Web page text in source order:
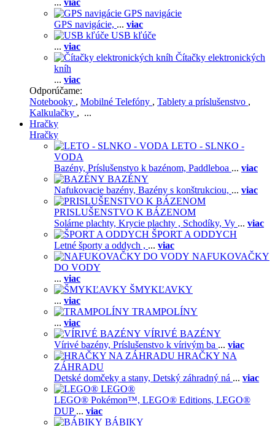
... viac
GPS navigácie
GPS navigácie, ... viac
USB kľúče
... viac
Čítačky elektronických
kníh
... viac
Odporúčame:
Notebooky , Mobilné Telefóny , Tablety a príslušenstvo ,
Kalkulačky , ...
Hračky
Hračky
LETO - SLNKO -
VODA
Bazény, Príslušenstvo k bazénom, Paddleboa ... viac
BAZÉNY
Nafukovacie bazény, Bazény s konštrukciou, ... viac
PRISLUŠENSTVO K BÁZENOM
Solárne plachty, Krycie plachty , Schodíky, Vy ... viac
ŠPORT A ODDYCH
Letné športy a oddych , ... viac
NAFUKOVAČKY
DO VODY
... viac
ŠMYKĽAVKY
... viac
TRAMPOLÍNY
... viac
VÍRIVÉ BAZÉNY
Vírivé bazény, Príslušenstvo k vírivým ba ... viac
HRAČKY NA
ZÁHRADU
Detské domčeky a stany, Detský záhradný ná ... viac
LEGO®
LEGO® Pokémon™, LEGO® Editions, LEGO®
DUP ... viac
BÁBIKY